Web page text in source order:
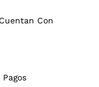
Con
Pagos